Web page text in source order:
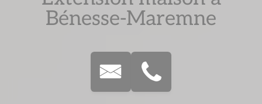
Bénesse-Maremne